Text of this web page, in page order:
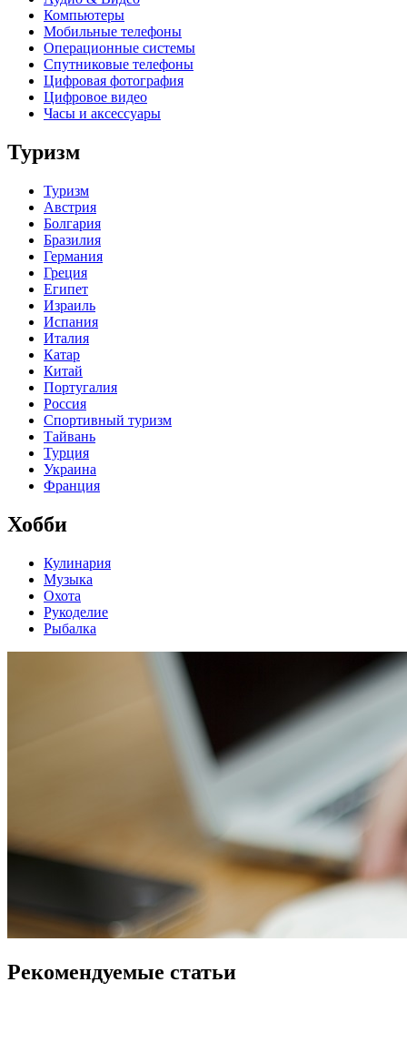
Компьютеры
Мобильные телефоны
Операционные системы
Спутниковые телефоны
Цифровая фотография
Цифровое видео
Часы и аксессуары
Туризм
Туризм
Австрия
Болгария
Бразилия
Германия
Греция
Египет
Израиль
Испания
Италия
Катар
Китай
Португалия
Россия
Спортивный туризм
Тайвань
Турция
Украина
Франция
Хобби
Кулинария
Музыка
Охота
Рукоделие
Рыбалка
Рекомендуемые статьи